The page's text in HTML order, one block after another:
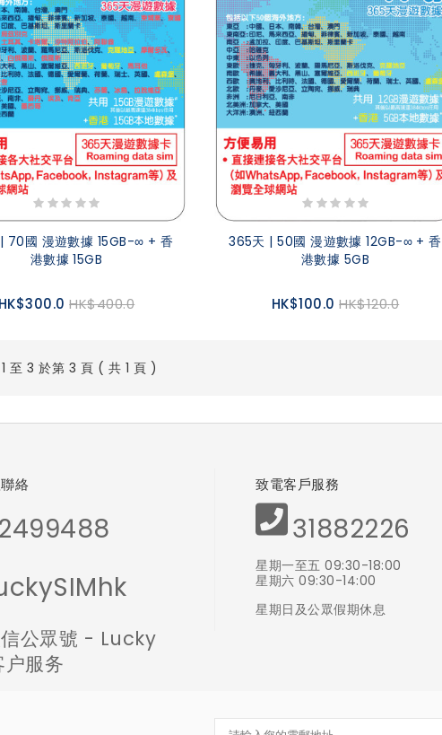
70國 漫遊數據 15GB-∞ + 香
港數據 15GB
HK$400.0
365天 | 50國 漫遊數據 12GB-∞ + 香
港數據 5GB
HK$100.0 HK$120.0
至 3 於第 3 頁 ( 共 1 頁 )
絡
公眾號 - Lucky
服务
致電客戶服務
31882226
星期一至五 09:30-18:00
星期六 09:30-14:00
星期日及公眾假期休息